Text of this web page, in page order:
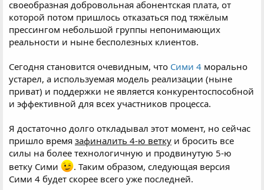
своеобразная добровольная абонентская плата, от
которой потом пришлось отказаться под тяжёлым
прессингом небольшой группы непонимающих
реальности и ныне бесполезных клиентов.
Сегодня становится очевидным, что Сими 4 морально
устарел, а используемая модель реализации (ныне
приват) и поддержки не является конкурентоспособной
и эффективной для всех участников процесса.
Я достаточно долго откладывал этот момент, но сейчас
пришло время зафиналить 4-ю ветку и бросить все
силы на более технологичную и продвинутую 5-ю
ветку Сими
. Таким образом, следующая версия
Сими 4 будет скорее всего уже последней.